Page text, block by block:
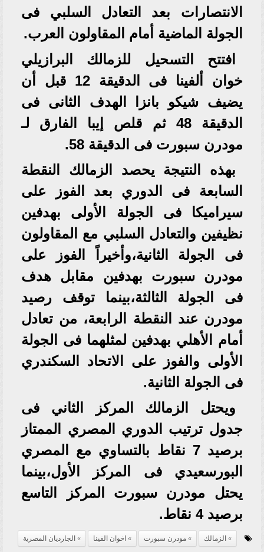
الانتصارات بعد التعادل السلبي فى
الجولة الماضية أمام المقاولون العرب.
افتتح التسحيل للزمالك البرازيلي
خوان ألفينا فى الدقيقة 12 قبل أن
يضيف شيكو بانزا الهدف الثانى فى
الدقيقة 48 ثم قلص إيبا الفارق لـ
مودرن سبورت فى الدقيقة 58.
بهذه النتيجة يحصد الزمالك النقطة
السابعة فى الدوري بعد الفوز على
سيراميكا فى الجولة الأولى بهدفين
نظيفين والتعادل السلبي مع المقاولون
فى الجولة الثانية،وأخيراً الفوز على
مودرن سبورت بهدفين مقابل هدف
فى الجولة الثالثة،بينما توقف رصيد
مودرن عند النقطة الرابعة، من تعادل
أمام الأهلي بهدفين لمثلهما فى الجولة
الأولى والفوز على الاتحاد السكندري
فى الجولة الثانية.
ويحتل الزمالك المركز الثاني فى
جدول ترتيب الدوري المصري الممتاز
برصيد 7 نقاط بالتساوي مع المصري
البورسعيدي فى المركز الأول،بينما
يحتل مودرن سبورت المركز التاسع
برصيد 4 نقاط.
الزمالك مودرن سبورت اخوان الفينا الجارديان المصرية